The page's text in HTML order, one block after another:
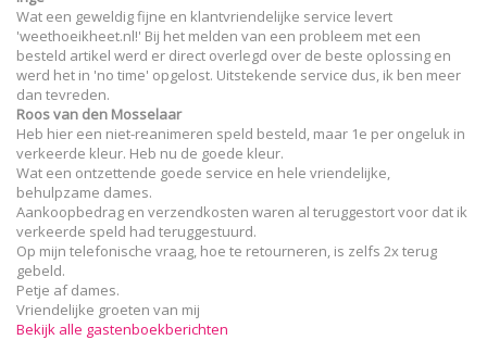
Wat een geweldig fijne en klantvriendelijke service levert
'weethoeikheet.nl!' Bij het melden van een probleem met een
besteld artikel werd er direct overlegd over de beste oplossing en
werd het in 'no time' opgelost. Uitstekende service dus, ik ben meer
dan tevreden.
Roos van den Mosselaar
Heb hier een niet-reanimeren speld besteld, maar 1e per ongeluk in
verkeerde kleur. Heb nu de goede kleur.
Wat een ontzettende goede service en hele vriendelijke,
behulpzame dames.
Aankoopbedrag en verzendkosten waren al teruggestort voor dat ik
verkeerde speld had teruggestuurd.
Op mijn telefonische vraag, hoe te retourneren, is zelfs 2x terug
gebeld.
Petje af dames.
Vriendelijke groeten van mij
Bekijk alle gastenboekberichten